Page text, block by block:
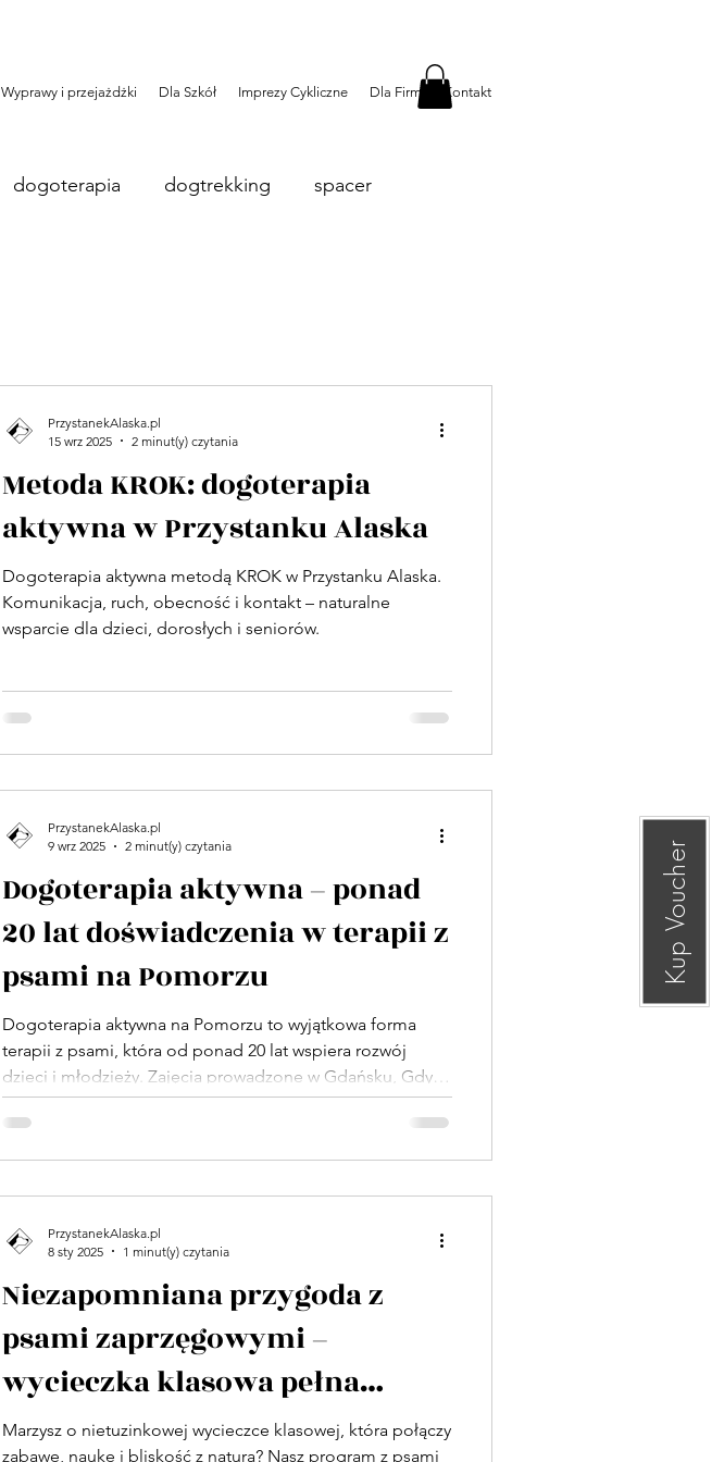
Wyprawy i przejażdżki Dla Szkół Imprezy Cykliczne Dla Firm Kontakt
Kup Voucher
dogoterapia dogtrekking spacer
Metoda KROK: dogoterapia
aktywna w Przystanku Alaska
Dogoterapia aktywna metodą KROK w Przystanku Alaska.
Komunikacja, ruch, obecność i kontakt – naturalne
wsparcie dla dzieci, dorosłych i seniorów.
PrzystanekAlaska.pl
15 wrz 2025
2 minut(y) czytania
Dogoterapia aktywna – ponad
20 lat doświadczenia w terapii z
psami na Pomorzu
Dogoterapia aktywna na Pomorzu to wyjątkowa forma
terapii z psami, która od ponad 20 lat wspiera rozwój
dzieci i młodzieży. Zajęcia prowadzone w Gdańsku, Gdyni
i Sopocie łączą kontakt z bezpiecznymi psami
terapeutycznymi, ruch na świeżym powietrzu i budowanie
relacji opartych na szacunku. Dogoterapia skierowana jest
społeczny poprzez kontakt ze zwierzętami.
PrzystanekAlaska.pl
9 wrz 2025
2 minut(y) czytania
Niezapomniana przygoda z
psami zaprzęgowymi –
wycieczka klasowa pełna
emocji!
Marzysz o nietuzinkowej wycieczce klasowej, która połączy
zabawę, naukę i bliskość z naturą? Nasz program z psami
PrzystanekAlaska.pl
8 sty 2025
1 minut(y) czytania